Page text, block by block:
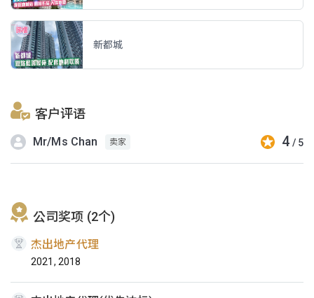
新都城
客户评语
Mr/Ms Chan 卖家 4 / 5
公司奖项 (2个)
杰出地产代理
2021, 2018